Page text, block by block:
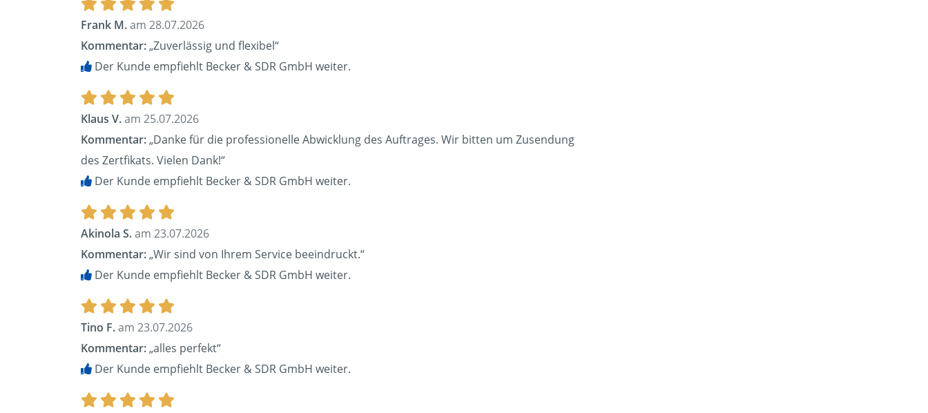
Frank M.am 28.07.2026
Kommentar:„Zuverlässig und flexibel“
Der Kunde empfiehlt Becker & SDR GmbH weiter.
Klaus V.am 25.07.2026
Kommentar:„Danke für die professionelle Abwicklung des Auftrages. Wir bitten um Zusendung
des Zertfikats. Vielen Dank!“
Der Kunde empfiehlt Becker & SDR GmbH weiter.
Akinola S.am 23.07.2026
Kommentar:„Wir sind von Ihrem Service beeindruckt.“
Der Kunde empfiehlt Becker & SDR GmbH weiter.
Tino F.am 23.07.2026
Kommentar:„alles perfekt“
Der Kunde empfiehlt Becker & SDR GmbH weiter.